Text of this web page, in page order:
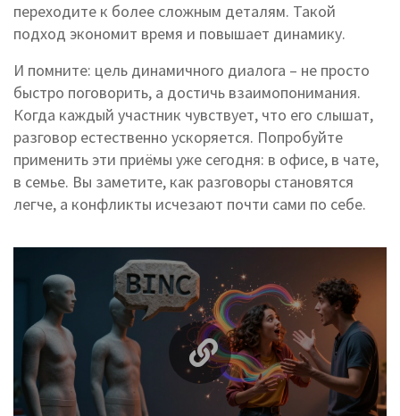
переходите к более сложным деталям. Такой
подход экономит время и повышает динамику.
И помните: цель динамичного диалога – не просто
быстро поговорить, а достичь взаимопонимания.
Когда каждый участник чувствует, что его слышат,
разговор естественно ускоряется. Попробуйте
применить эти приёмы уже сегодня: в офисе, в чате,
в семье. Вы заметите, как разговоры становятся
легче, а конфликты исчезают почти сами по себе.